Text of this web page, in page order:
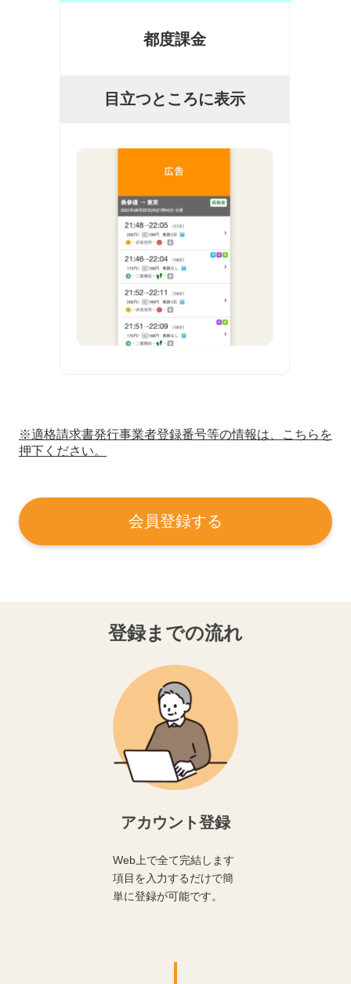
都度課金
目立つところに表示
※適格請求書発行事業者登録番号等の情報は、こちらを
押下ください。
会員登録する
登録までの流れ
アカウント登録
Web上で全て完結します
項目を入力するだけで簡
単に登録が可能です。